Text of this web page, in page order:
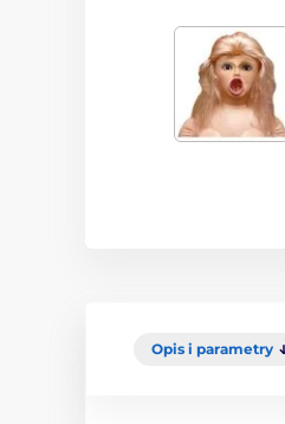
Opis i parametry